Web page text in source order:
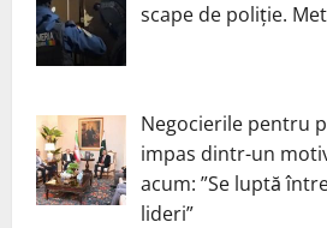
scape de poliție.
Negocierile pentru
impas dintr-un
acum: ”Se luptă
lideri”